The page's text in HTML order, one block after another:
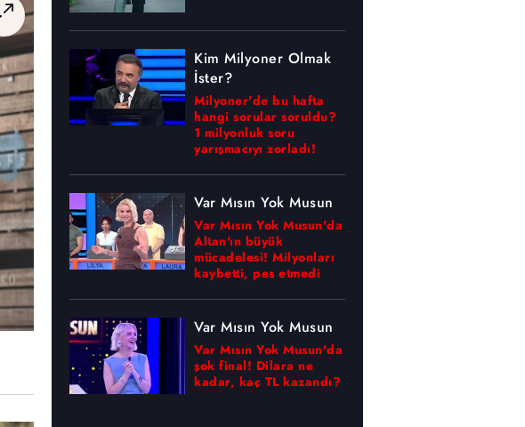
Kim Milyoner Olmak
İster?
Milyoner'de bu hafta
hangi sorular soruldu?
1 milyonluk soru
yarışmacıyı zorladı!
Var Mısın Yok Musun
Var Mısın Yok Musun'da
Altan'ın büyük
mücadelesi! Milyonları
kaybetti, pes etmedi
Var Mısın Yok Musun
Var Mısın Yok Musun'da
şok final! Dilara ne
kadar, kaç TL kazandı?